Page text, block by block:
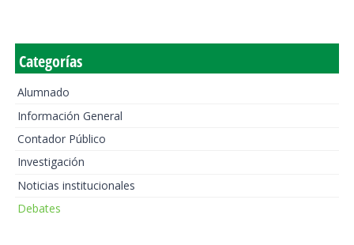
Categorías
Alumnado
Información General
Contador Público
Investigación
Noticias institucionales
Debates